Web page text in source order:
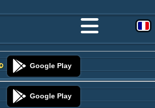
Google Play
Google Play